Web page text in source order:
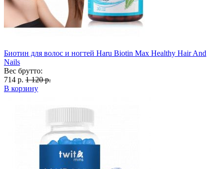
Биотин для волос и ногтей Haru Biotin Max Healthy Hair And
Nails
Вес брутто:
714 р. 1 120 р.
В корзину